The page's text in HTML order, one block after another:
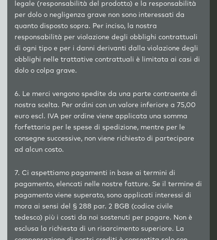
legale (responsabilità del prodotto) e la responsabilità
per dolo o negligenza grave non sono interessati da
quanto disposto sopra. Per inciso, la nostra
responsabilità per violazione degli obblighi contrattuali
di ogni tipo e per i danni derivanti dalla violazione degli
obblighi nelle trattative contrattuali è limitata ai casi di
dolo o colpa grave.
6. Le merci vengono spedite da una parte contraente di
nostra scelta. Per ordini con un valore inferiore a 75,00
euro escl. IVA per ordine viene applicata una somma
forfettaria per le spese di spedizione, mentre per le
consegne successive, non viene richiesto di partecipare
ad alcun costo.
7. Ci aspettiamo pagamenti in base ai termini di
pagamento, elencati nelle nostre fatture. Se il termine di
pagamento viene superato, sono applicati interessi di
mora ai sensi del § 288 par. 2 BGB (codice civile
tedesco) più i costi da noi sostenuti per pagare. Non è
esclusa la richiesta di un risarcimento superiore. La